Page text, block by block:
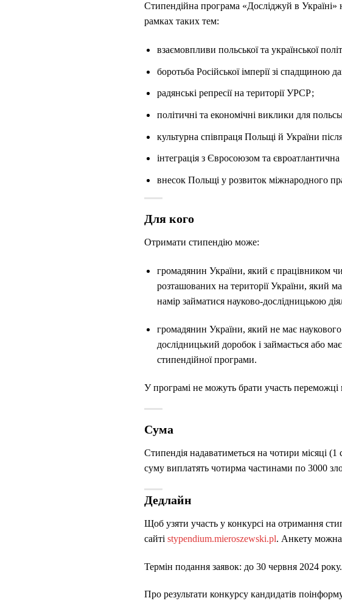
Стипендійна програма «Досліджуй в Україні»
рамках таких тем:
взаємовпливи польської та української
боротьба Російської імперії зі спадщиною
радянські репресії на території УРСР;
політичні та економічні виклики для
культурна співпраця Польщі й України
інтеграція з Євросоюзом та
внесок Польщі у розвиток міжнародного
Для кого
Отримати стипендію може:
громадянин України, який є працівником
розташованих на території України, який
намір займатися науково-дослідницькою
громадянин України, який не має наукового
дослідницький доробок i займається або
стипендійної програми.
У програмі не можуть брати участь переможці
Сума
Стипендія надаватиметься на чотири місяці
суму виплатять чотирма частинами по 3000
Дедлайн
Щоб узяти участь у конкурсі на отримання
сайті stypendium.mieroszewski.pl. Анкету
Термін подання заявок: до 30 червня 2024 року.
Про результати конкурсу кандидатів